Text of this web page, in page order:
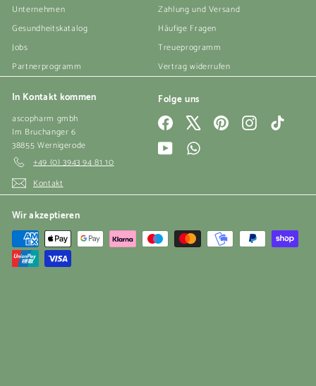
Unternehmen
Gesundheitskatalog
Jobs
Partnerprogramm
Zahlung und Versand
Häufige Fragen
Treueprogramm
Vertrag widerrufen
In Kontakt kommen
ascopharm gmbh
Im Bruchanger 6
38855 Wernigerode
+49 (0) 3943 94 81 10
Kontakt
Folge uns
Facebook PinterestInstagramTikTok
YouTubeWhatsApp
Wir akzeptieren